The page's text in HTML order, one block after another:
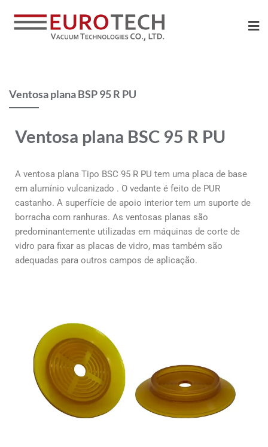
Ventosa plana BSP 95 R PU
Ventosa plana BSC 95 R PU
A ventosa plana Tipo BSC 95 R PU tem uma placa de base
em alumínio vulcanizado . O vedante é feito de PUR
castanho. A superfície de apoio interior tem um suporte de
borracha com ranhuras. As ventosas planas são
predominantemente utilizadas em máquinas de corte de
vidro para fixar as placas de vidro, mas também são
adequadas para outros campos de aplicação.